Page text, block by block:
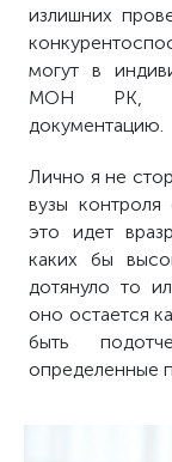
излишних
могут в
МОН РК,
документацию.
Лично я не
вузы контроля
это идет
каких бы
дотянуло то
оно остается
быть
определенные